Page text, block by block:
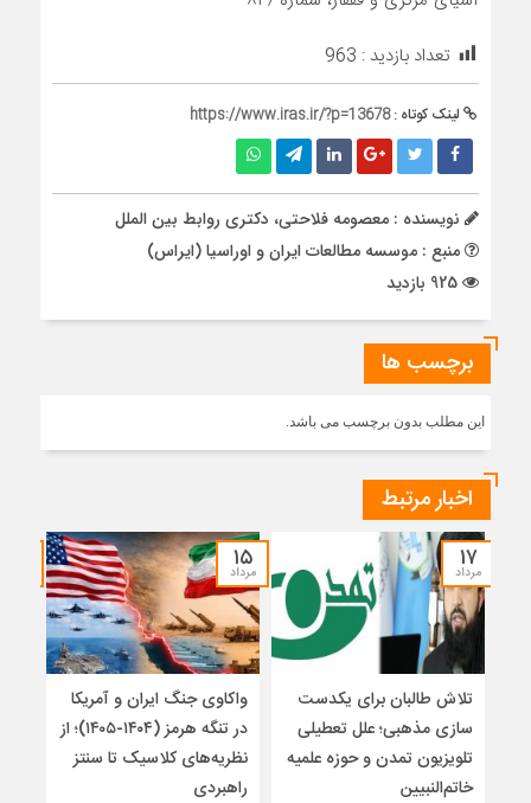
تعداد بازدید : 963
لینک کوتاه :https://www.iras.ir/?p=13678
نویسنده : معصومه فلاحتی، دکتری روابط بین الملل
منبع : موسسه مطالعات ایران و اوراسیا (ایراس)
برچسب ها
این مطلب بدون برچسب می باشد.
اخبار مرتبط
۱۷
مرداد
تلاش طالبان برای یکدست
سازی مذهبی؛ علل تعطیلی
تلویزیون تمدن و حوزه علمیه
خاتم‌النبیین
۱۵
مرداد
واکاوی جنگ ایران و آمریکا
در تنگه هرمز (۱۴۰۴-۱۴۰۵)؛ از
نظریه‌های کلاسیک تا سنتز
راهبردی